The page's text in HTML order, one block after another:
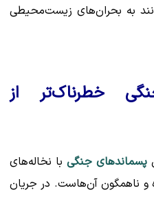
به بحران‌های زیست‌محیطی
خطرناک‌تر از
پسماندهای جنگی با نخاله‌های
و ناهمگون آن‌هاست. در جریان